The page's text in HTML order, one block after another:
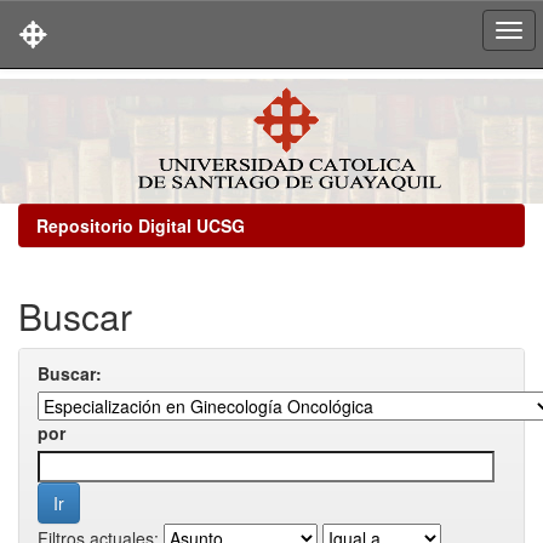
Repositorio Digital UCSG
Buscar
Buscar:
por
Filtros actuales: